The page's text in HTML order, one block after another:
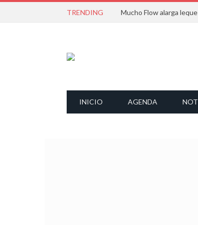
TRENDING
INICIO AGENDA